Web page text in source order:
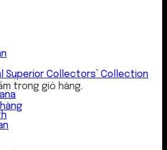
trong giỏ hàng.
Superior Collectors’ Collection